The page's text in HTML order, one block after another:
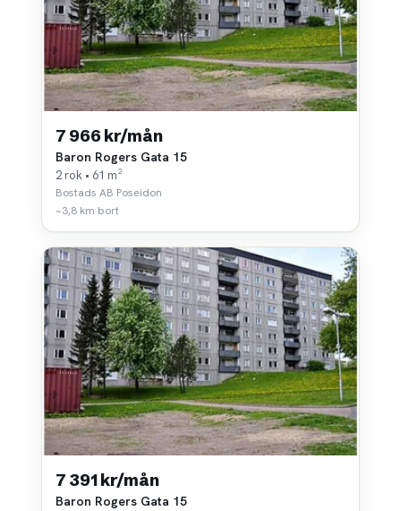
7 966 kr/mån
Baron Rogers Gata 15
2 rok • 61 m²
Bostads AB Poseidon
~3,8 km bort
7 391 kr/mån
Baron Rogers Gata 15